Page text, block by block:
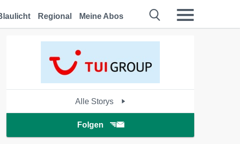
Regional Meine Abos
Alle Storys
Folgen